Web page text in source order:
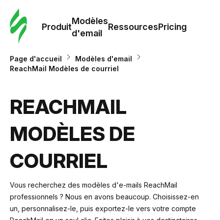
Produit
Modèles
d'email
RessourcesPricing
Page d'accueil
Modèles d'email
ReachMail Modèles de courriel
REACHMAIL
MODÈLES DE
COURRIEL
Vous recherchez des modèles d'e-mails ReachMail
professionnels ? Nous en avons beaucoup. Choisissez-en
un, personnalisez-le, puis exportez-le vers votre compte